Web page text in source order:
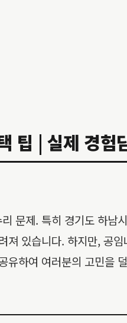
팁 | 실제 경험
문제. 특히 경기도 하남
져 있습니다. 하지만, 공
유하여 여러분의 고민을